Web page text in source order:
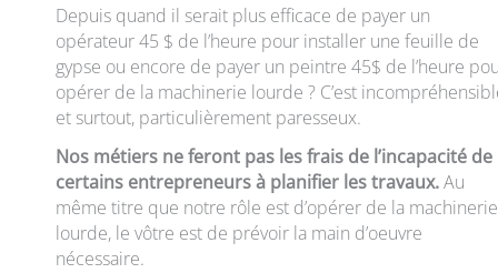
Depuis quand il serait plus efficace de payer un
opérateur 45 $ de l’heure pour installer une feuille de
gypse ou encore de payer un peintre 45$ de l’heure
opérer de la machinerie lourde ? C’est
et surtout, particulièrement paresseux.
Nos métiers ne feront pas les frais de l’incapacité de
certains entrepreneurs à planifier les travaux.Au
même titre que notre rôle est d’opérer de la machinerie
lourde, le vôtre est de prévoir la main d’oeuvre
nécessaire.